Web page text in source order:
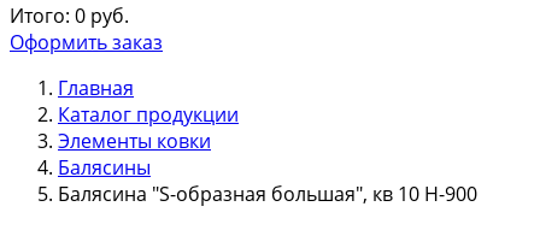
Итого: 0 руб.
Оформить заказ
Главная
Каталог продукции
Элементы ковки
Балясины
Балясина "S-образная большая", кв 10 Н-900